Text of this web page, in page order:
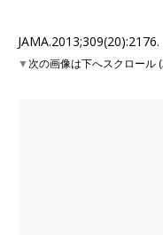
▼次の画像は下へスクロール